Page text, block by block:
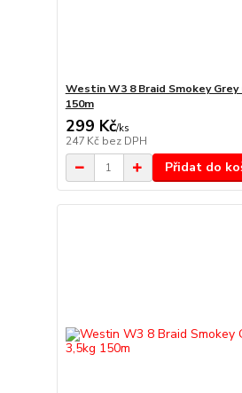
Westin W3 8 Braid Smokey Grey
150m
299 Kč/ks
247 Kč bez DPH
Přidat do